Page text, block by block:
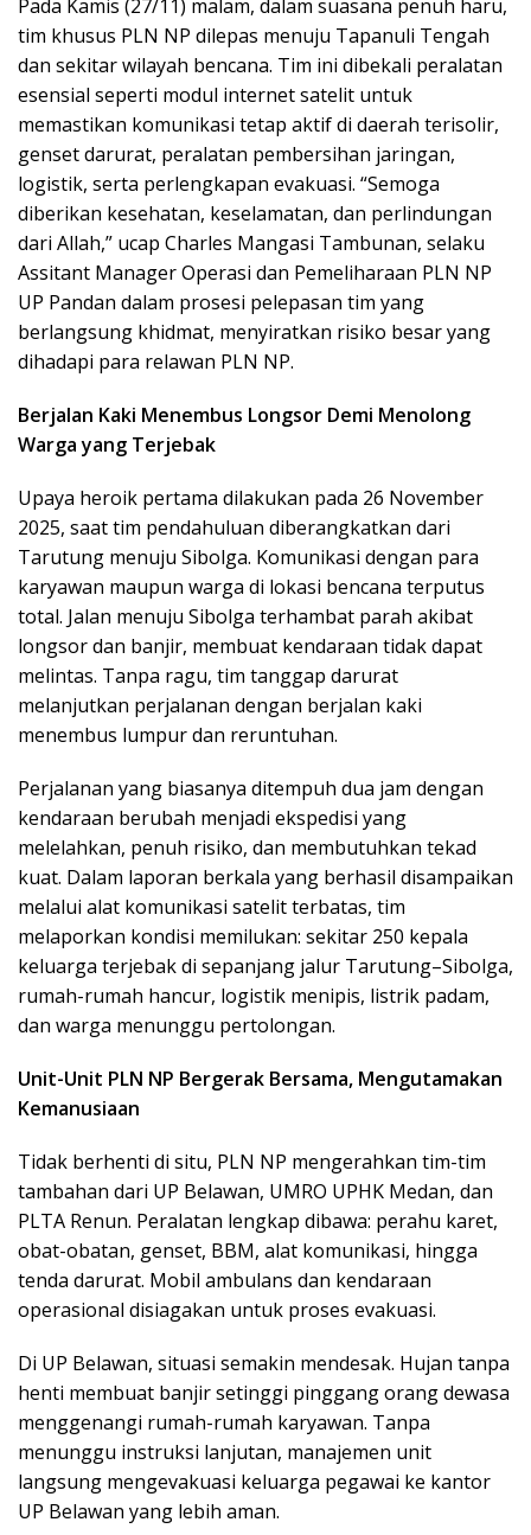
Pada Kamis (27/11) malam, dalam suasana penuh haru,
tim khusus PLN NP dilepas menuju Tapanuli Tengah
dan sekitar wilayah bencana. Tim ini dibekali peralatan
esensial seperti modul internet satelit untuk
memastikan komunikasi tetap aktif di daerah terisolir,
genset darurat, peralatan pembersihan jaringan,
logistik, serta perlengkapan evakuasi. “Semoga
diberikan kesehatan, keselamatan, dan perlindungan
dari Allah,” ucap Charles Mangasi Tambunan, selaku
Assitant Manager Operasi dan Pemeliharaan PLN NP
UP Pandan dalam prosesi pelepasan tim yang
berlangsung khidmat, menyiratkan risiko besar yang
dihadapi para relawan PLN NP.
Berjalan Kaki Menembus Longsor Demi Menolong
Warga yang Terjebak
Upaya heroik pertama dilakukan pada 26 November
2025, saat tim pendahuluan diberangkatkan dari
Tarutung menuju Sibolga. Komunikasi dengan para
karyawan maupun warga di lokasi bencana terputus
total. Jalan menuju Sibolga terhambat parah akibat
longsor dan banjir, membuat kendaraan tidak dapat
melintas. Tanpa ragu, tim tanggap darurat
melanjutkan perjalanan dengan berjalan kaki
menembus lumpur dan reruntuhan.
Perjalanan yang biasanya ditempuh dua jam dengan
kendaraan berubah menjadi ekspedisi yang
melelahkan, penuh risiko, dan membutuhkan tekad
kuat. Dalam laporan berkala yang berhasil disampaikan
melalui alat komunikasi satelit terbatas, tim
melaporkan kondisi memilukan: sekitar 250 kepala
keluarga terjebak di sepanjang jalur Tarutung–Sibolga,
rumah-rumah hancur, logistik menipis, listrik padam,
dan warga menunggu pertolongan.
Unit-Unit PLN NP Bergerak Bersama, Mengutamakan
Kemanusiaan
Tidak berhenti di situ, PLN NP mengerahkan tim-tim
tambahan dari UP Belawan, UMRO UPHK Medan, dan
PLTA Renun. Peralatan lengkap dibawa: perahu karet,
obat-obatan, genset, BBM, alat komunikasi, hingga
tenda darurat. Mobil ambulans dan kendaraan
operasional disiagakan untuk proses evakuasi.
Di UP Belawan, situasi semakin mendesak. Hujan tanpa
henti membuat banjir setinggi pinggang orang dewasa
menggenangi rumah-rumah karyawan. Tanpa
menunggu instruksi lanjutan, manajemen unit
langsung mengevakuasi keluarga pegawai ke kantor
UP Belawan yang lebih aman.